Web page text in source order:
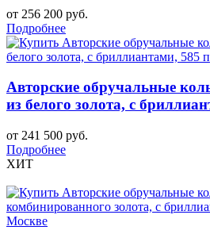
от 256 200 руб.
Подробнее
Авторские обручальные
из белого золота, с
от 241 500 руб.
Подробнее
ХИТ